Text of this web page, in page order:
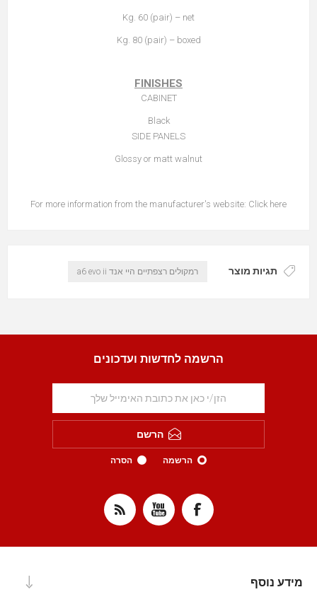
Kg. 60 (pair) – net
Kg. 80 (pair) – boxed
FINISHES
CABINET
Black
SIDE PANELS
Glossy or matt walnut
For more information from the manufacturer's website: Click here
תגיות מוצר רמקולים רצפתיים היי אנד a6 evo ii
הרשמה לחדשות ועדכונים
הרשם
הרשמה הסרה
מידע נוסף